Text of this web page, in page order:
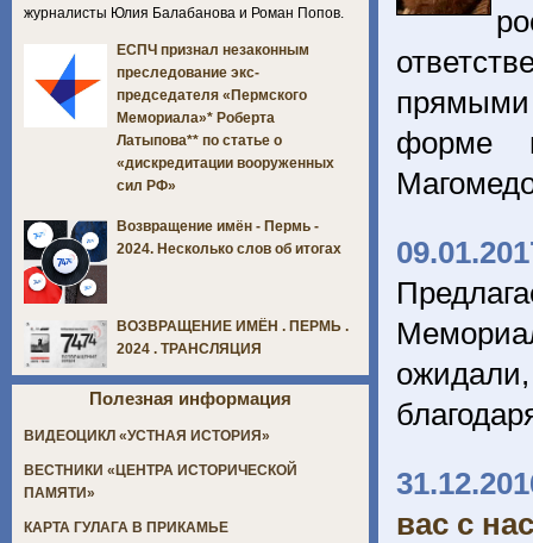
прямыми
форме
вас с
журналисты Юлия Балабанова и Роман Попов.
ЕСПЧ признал незаконным
преследование экс-
председателя «Пермского
Мемориала»* Роберта
Латыпова** по статье о
«дискредитации вооруженных
сил РФ»
Возвращение имён - Пермь -
2024. Несколько слов об итогах
ВОЗВРАЩЕНИЕ ИМЁН . ПЕРМЬ .
2024 . ТРАНСЛЯЦИЯ
Полезная информация
ВИДЕОЦИКЛ «УСТНАЯ ИСТОРИЯ»
ВЕСТНИКИ «ЦЕНТРА ИСТОРИЧЕСКОЙ
ПАМЯТИ»
КАРТА ГУЛАГА В ПРИКАМЬЕ